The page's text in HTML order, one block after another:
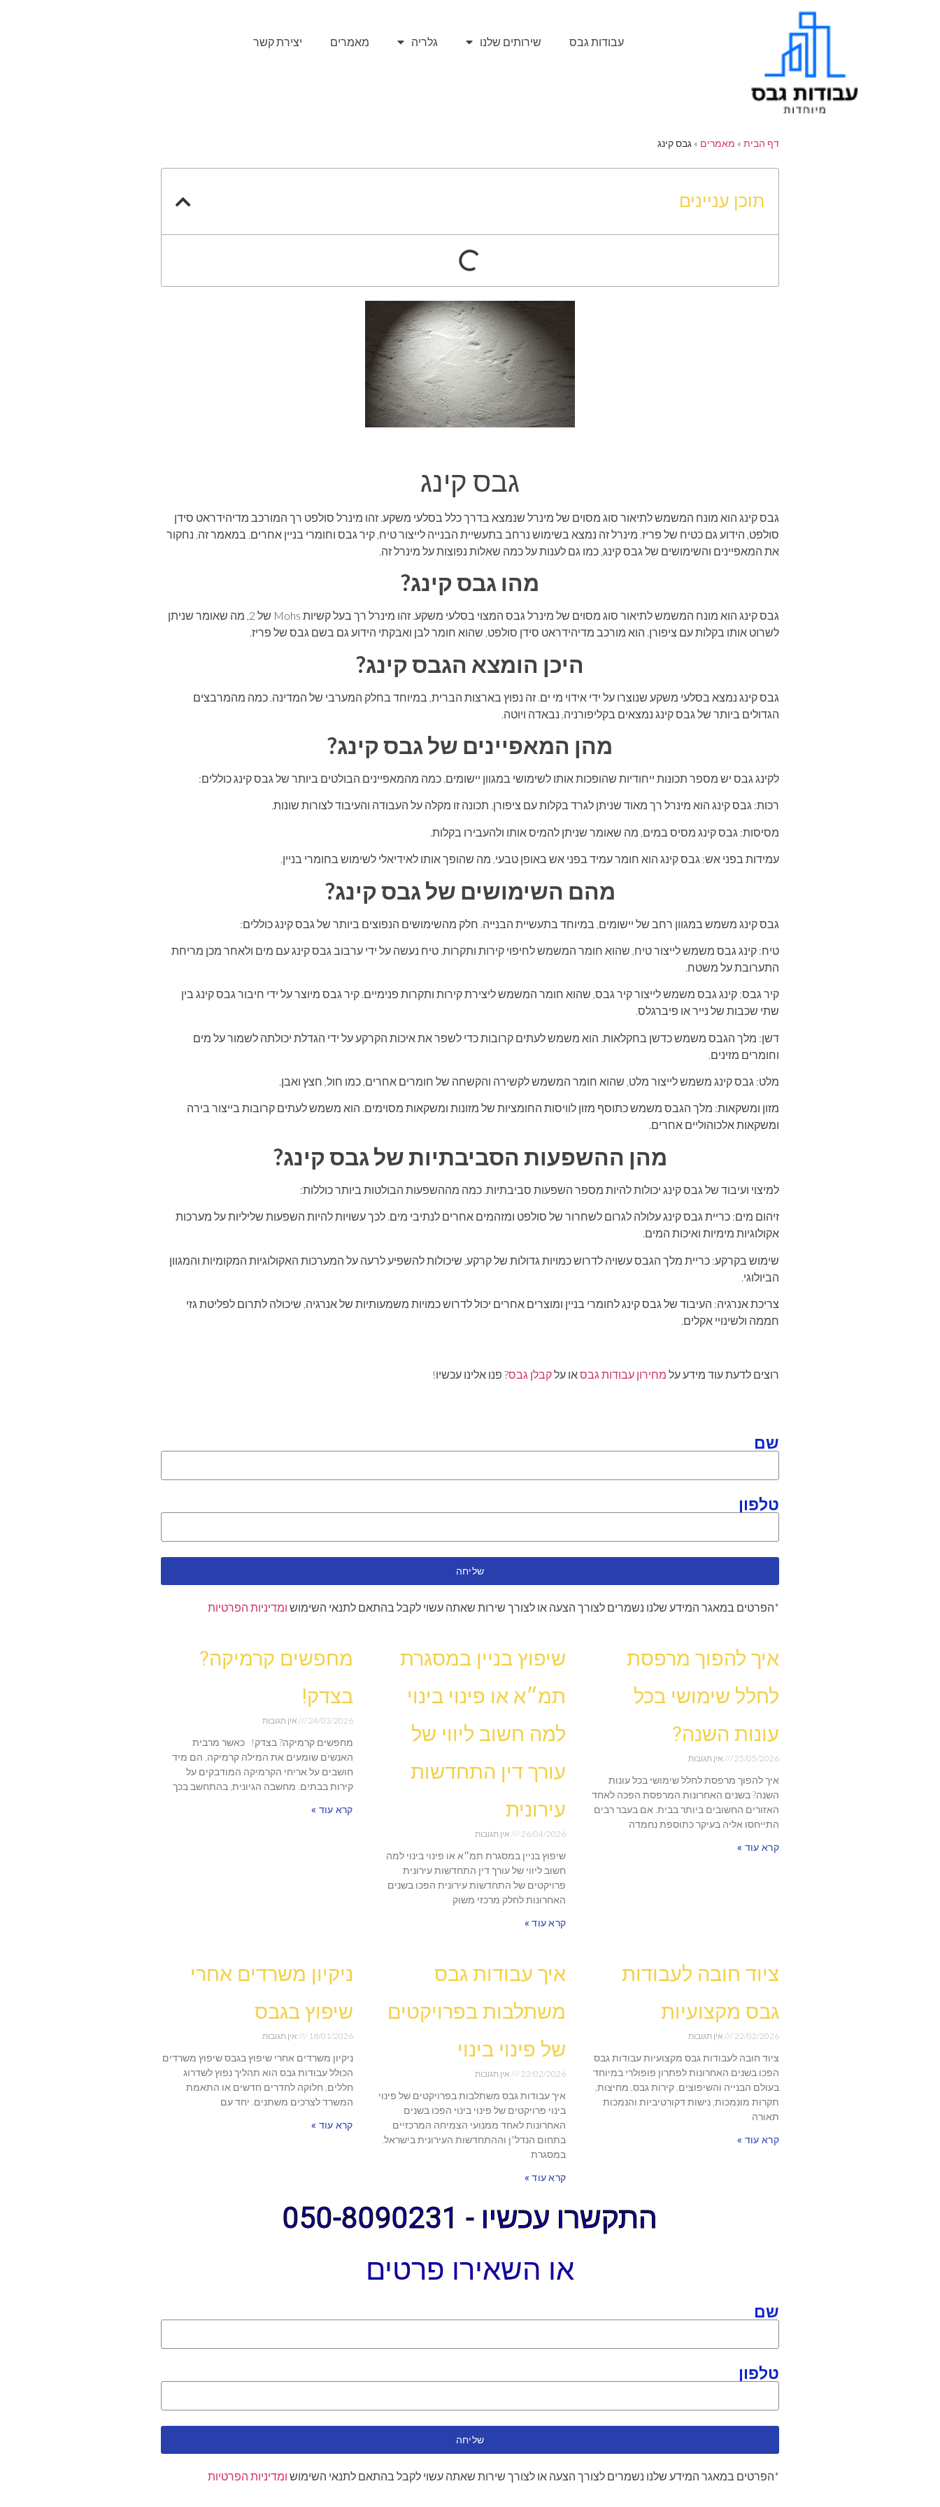
עבודות גבס שירותים שלנו גלריה מאמרים יצירת קשר
דף הבית » מאמרים » גבס קינג
תוכן עניינים
גבס קינג
גבס קינג הוא מונח המשמש לתיאור סוג מסוים של מינרל שנמצא בדרך כלל בסלעי משקע. זהו מינרל סולפט רך המורכב מדיהידראט סידן
סולפט, הידוע גם כטיח של פריז. מינרל זה נמצא בשימוש נרחב בתעשיית הבנייה לייצור טיח, קיר גבס וחומרי בניין אחרים. במאמר זה, נחקור
את המאפיינים והשימושים של גבס קינג, כמו גם לענות על כמה שאלות נפוצות על מינרל זה.
מהו גבס קינג?
גבס קינג הוא מונח המשמש לתיאור סוג מסוים של מינרל גבס המצוי בסלעי משקע. זהו מינרל רך בעל קשיות Mohs של 2, מה שאומר שניתן
לשרוט אותו בקלות עם ציפורן. הוא מורכב מדיהידראט סידן סולפט, שהוא חומר לבן ואבקתי הידוע גם בשם גבס של פריז.
היכן הומצא הגבס קינג?
גבס קינג נמצא בסלעי משקע שנוצרו על ידי אידוי מי ים. זה נפוץ בארצות הברית, במיוחד בחלק המערבי של המדינה. כמה מהמרבצים
הגדולים ביותר של גבס קינג נמצאים בקליפורניה, נבאדה ויוטה.
מהן המאפיינים של גבס קינג?
לקינג גבס יש מספר תכונות ייחודיות שהופכות אותו לשימושי במגוון יישומים. כמה מהמאפיינים הבולטים ביותר של גבס קינג כוללים:
רכות: גבס קינג הוא מינרל רך מאוד שניתן לגרד בקלות עם ציפורן. תכונה זו מקלה על העבודה והעיבוד לצורות שונות.
מסיסות: גבס קינג מסיס במים, מה שאומר שניתן להמיס אותו ולהעבירו בקלות.
עמידות בפני אש: גבס קינג הוא חומר עמיד בפני אש באופן טבעי, מה שהופך אותו לאידיאלי לשימוש בחומרי בניין.
מהם השימושים של גבס קינג?
גבס קינג משמש במגוון רחב של יישומים, במיוחד בתעשיית הבנייה. חלק מהשימושים הנפוצים ביותר של גבס קינג כוללים:
טיח: קינג גבס משמש לייצור טיח, שהוא חומר המשמש לחיפוי קירות ותקרות. טיח נעשה על ידי ערבוב גבס קינג עם מים ולאחר מכן מריחת
התערובת על משטח.
קיר גבס: קינג גבס משמש לייצור קיר גבס, שהוא חומר המשמש ליצירת קירות ותקרות פנימיים. קיר גבס מיוצר על ידי חיבור גבס קינג בין
שתי שכבות של נייר או פיברגלס.
דשן: מלך הגבס משמש כדשן בחקלאות. הוא משמש לעתים קרובות כדי לשפר את איכות הקרקע על ידי הגדלת יכולתה לשמור על מים
וחומרים מזינים.
מלט: גבס קינג משמש לייצור מלט, שהוא חומר המשמש לקשירה והקשחה של חומרים אחרים, כמו חול, חצץ ואבן.
מזון ומשקאות: מלך הגבס משמש כתוסף מזון לוויסות החומציות של מזונות ומשקאות מסוימים. הוא משמש לעתים קרובות בייצור בירה
ומשקאות אלכוהוליים אחרים.
מהן ההשפעות הסביבתיות של גבס קינג?
למיצוי ועיבוד של גבס קינג יכולות להיות מספר השפעות סביבתיות. כמה מההשפעות הבולטות ביותר כוללות:
זיהום מים: כריית גבס קינג עלולה לגרום לשחרור של סולפט ומזהמים אחרים לנתיבי מים. לכך עשויות להיות השפעות שליליות על מערכות
אקולוגיות מימיות ואיכות המים.
שימוש בקרקע: כריית מלך הגבס עשויה לדרוש כמויות גדולות של קרקע, שיכולות להשפיע לרעה על המערכות האקולוגיות המקומיות והמגוון
הביולוגי.
צריכת אנרגיה: העיבוד של גבס קינג לחומרי בניין ומוצרים אחרים יכול לדרוש כמויות משמעותיות של אנרגיה, שיכולה לתרום לפליטת גזי
חממה ולשינויי אקלים.
רוצים לדעת עוד מידע על מחירון עבודות גבסאו עלקבלן גבס? פנו אלינו עכשיו!
שם
טלפון
שליחה
*הפרטים במאגר המידע שלנו נשמרים לצורך הצעה או לצורך שירות שאתה עשוי לקבל בהתאם לתנאי השימוש ומדיניות הפרטיות
איך להפוך מרפסת
לחלל שימושי בכל
עונות השנה?
25/05/2026 אין תגובות
איך להפוך מרפסת לחלל שימושי בכל עונות
השנה? בשנים האחרונות המרפסת הפכה לאחד
האזורים החשובים ביותר בבית. אם בעבר רבים
התייחסו אליה בעיקר כתוספת נחמדה
קרא עוד »
שיפוץ בניין במסגרת
תמ״א או פינוי בינוי
למה חשוב ליווי של
עורך דין התחדשות
עירונית
26/04/2026 אין תגובות
שיפוץ בניין במסגרת תמ״א או פינוי בינוי למה
חשוב ליווי של עורך דין התחדשות עירונית
פרויקטים של התחדשות עירונית הפכו בשנים
האחרונות לחלק מרכזי משוק
קרא עוד »
מחפשים קרמיקה?
בצדק!
24/03/2026 אין תגובות
מחפשים קרמיקה? בצדק! כאשר מרבית
האנשים שומעים את המילה קרמיקה, הם מיד
חושבים על אריחי הקרמיקה המודבקים על
קירות בבתים. מחשבה הגיונית, בהתחשב בכך
קרא עוד »
ציוד חובה לעבודות
גבס מקצועיות
22/02/2026 אין תגובות
ציוד חובה לעבודות גבס מקצועיות עבודות גבס
הפכו בשנים האחרונות לפתרון פופולרי במיוחד
בעולם הבנייה והשיפוצים. קירות גבס, מחיצות,
תקרות מונמכות, נישות דקורטיביות והנמכות
תאורה
קרא עוד »
איך עבודות גבס
משתלבות בפרויקטים
של פינוי בינוי
22/02/2026 אין תגובות
איך עבודות גבס משתלבות בפרויקטים של פינוי
בינוי פרויקטים של פינוי בינוי הפכו בשנים
האחרונות לאחד ממנועי הצמיחה המרכזיים
בתחום הנדל"ן וההתחדשות העירונית בישראל.
במסגרת
קרא עוד »
ניקיון משרדים אחרי
שיפוץ בגבס
18/01/2026 אין תגובות
ניקיון משרדים אחרי שיפוץ בגבס שיפוץ משרדים
הכולל עבודות גבס הוא תהליך נפוץ לשדרוג
חללים, חלוקה לחדרים חדשים או התאמת
המשרד לצרכים משתנים. יחד עם
קרא עוד »
התקשרו עכשיו - 050-8090231
או השאירו פרטים
שם
טלפון
שליחה
*הפרטים במאגר המידע שלנו נשמרים לצורך הצעה או לצורך שירות שאתה עשוי לקבל בהתאם לתנאי השימוש ומדיניות הפרטיות